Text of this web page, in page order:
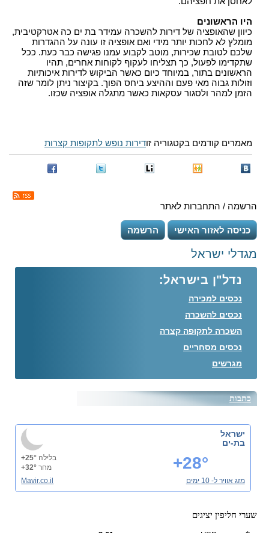
היו הראשונים
כיוון שהאופציה של דירות להשכרה עמידר בת ים כה אטרקטיבית,
מומלץ לא לחכות יותר מידי ואם אופציה זו עונה על ההגדרות
שלכם לטובת שכירות, מוטב לקבוע עמנו פגישה כבר כעת. ככל
שתקדימו לפעול, כך תצליחו לעקוף לקוחות אחרים, תהיו
הראשונים בתור, במיוחד כיום כאשר הביקוש לדירות איכותיות
וזולות גבוה מאי פעם וההיצע ביחס הפוך. בקיצור ניתן לומר שזה
הזמן למהר ולסגור עסקאות כאשר מתגלה אופציה שכזו.
מאמרים קודמים בקטגוריה זודירות נופש לתקופות קצרות
הרשמה / התחברות לאתר
כניסה לאזור האישי הרשמה
מגדלי ישראל
נדל"ן בישראל:
נכסים למכירה
נכסים להשכרה
השכרה לתקופה קצרה
נכסים מסחריים
מגרשים
כתבות
ישראל
בת-ים
+28° בלילה +25°
מחר +32°
מזג אוויר ל- 10 ימים
Mavir.co.il
שערי חליפין יציגים